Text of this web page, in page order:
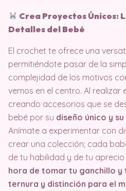
Crea Proyectos Únicos:
Detalles del Bebé
El crochet te ofrece una
permitiéndote pasar de la
complejidad de los motivos
vemos en el centro. Al realizar
creando accesorios que se
bebé por su diseño único y
Anímate a experimentar con
crear una colección; cada
de tu habilidad y de tu
hora de tomar tu ganchillo y
ternura y distinción para el